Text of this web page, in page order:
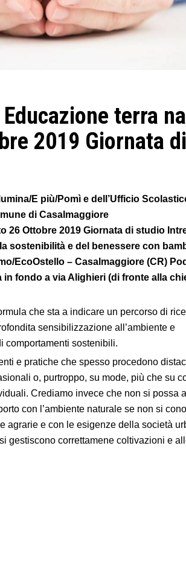
terra
2019 Giornata di
E più/Pomì e dell’Ufficio
di Casalmaggiore
26 Ottobre 2019 Giornata di studio
sostenibilità e del benessere con
EcoOstello – Casalmaggiore (CR)
in fondo a via Alighieri (di fronte alla
che sta a indicare un percorso di
sensibilizzazione all’ambiente e
comportamenti sostenibili.
e pratiche che spesso procedono
o, purtroppo, su mode, più che su
Crediamo invece che non si possa
con l’ambiente naturale se non si
agrarie e con le esigenze della società
gestiscono correttamene coltivazioni e